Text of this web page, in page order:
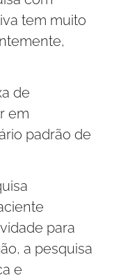
tem muito
de
em
padrão de
para
a pesquisa
e